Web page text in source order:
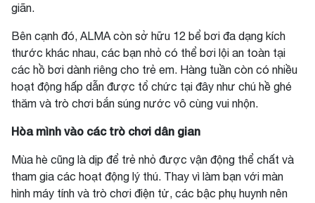
giãn.
Bên cạnh đó, ALMA còn sở hữu 12 bể bơi đa dạng kích
thước khác nhau, các bạn nhỏ có thể bơi lội an toàn tại
các hồ bơi dành riêng cho trẻ em. Hàng tuần còn có nhiều
hoạt động hấp dẫn được tổ chức tại đây như chú hề ghé
thăm và trò chơi bắn súng nước vô cùng vui nhộn.
Hòa mình vào các trò chơi dân gian
Mùa hè cũng là dịp để trẻ nhỏ được vận động thể chất và
tham gia các hoạt động lý thú. Thay vì làm bạn với màn
hình máy tính và trò chơi điện tử, các bậc phụ huynh nên